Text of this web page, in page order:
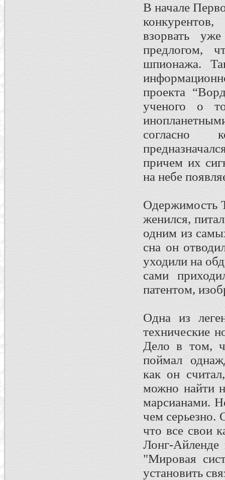
В начале
взорвать
предлогом,
шпионажа.
проекта
ученого о
согласно
причем их
на небе
Одержимость
женился,
одним из
сна он
уходили на
сами
патентом,
Одна из
технические
Дело в том,
поймал
как он
можно найти
маpсианами.
чем сеpьезно.
что все свои
Лонг-Айленде
"Миpовая
yстановить